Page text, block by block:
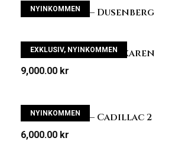
Ronny Hård – Dusenberg
NYINKOMMEN
Katarina Hård – Sökaren
9,000.00 kr
EXKLUSIV, NYINKOMMEN
Ronny Hård – Cadillac 2
6,000.00 kr
NYINKOMMEN